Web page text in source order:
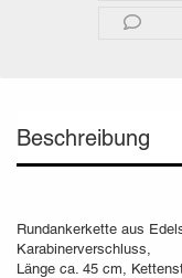
Beschreibung
Rundankerkette aus
Karabinerverschluss,
Länge ca. 45 cm,